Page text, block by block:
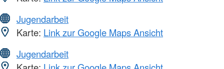
Jugendarbeit
Karte: Link zur Google Maps Ansicht
Jugendarbeit